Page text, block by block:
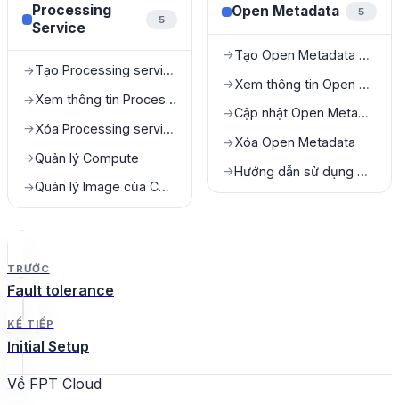
Processing
Service
5
→ Tạo Processing service
→ Xem thông tin Processing service
→ Xóa Processing service
→Quản lý Compute
→ Quản lý Image của Compute
Open Metadata 5
→ Tạo Open Metadata service
→ Xem thông tin Open Metadata service
→ Cập nhật Open Metadata
→Xóa Open Metadata
→ Hướng dẫn sử dụng Open Metatdata
TRƯỚC
Fault tolerance
KẾ TIẾP
Initial Setup
Về FPT Cloud